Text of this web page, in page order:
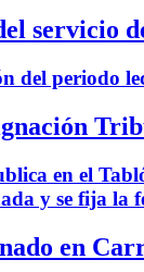
servicio
del periodo
en el
y se fija la
en